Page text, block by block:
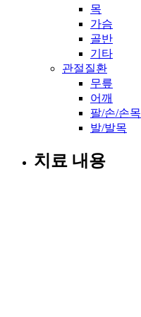
목
가슴
골반
기타
관절질환
무릎
어깨
팔/손/손목
발/발목
치료 내용